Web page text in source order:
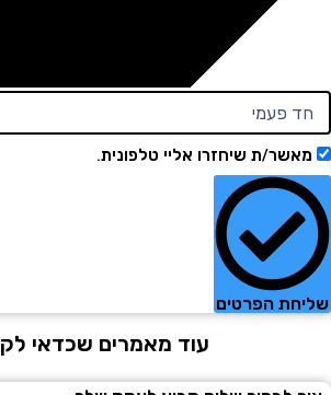
ת שיחזרו אליי טלפונית.
הפרטים
עוד מאמרים שכדאי לקרוא!